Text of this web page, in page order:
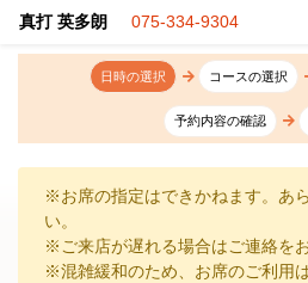
真打 英多朗 075-334-9304
日時の選択 コースの選択
予約内容の確認
※お席の指定はできかねます。あ
い。
※ご来店が遅れる場合はご連絡を
※混雑緩和のため、お席のご利用